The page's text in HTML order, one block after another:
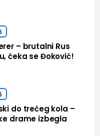
– brutalni Rus
čeka se Đoković!
do trećeg kola –
drame izbegla